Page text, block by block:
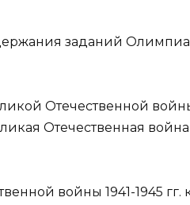
заданий
Отечественной
Отечественная война
войны 1941-1945 гг.